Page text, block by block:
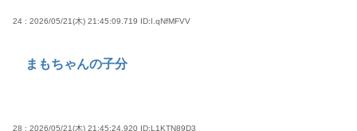
24 : 2026/05/21(木) 21:45:09.719 ID:I.qNfMFVV
まもちゃんの子分
28 : 2026/05/21(木) 21:45:24.920 ID:L1KTN89D3